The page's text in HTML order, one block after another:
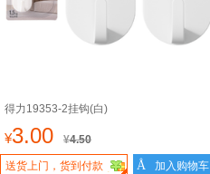
得力19353-2挂钩(白)
¥3.00 ¥4.50
送货上门，货到付款 Å 加入购物车